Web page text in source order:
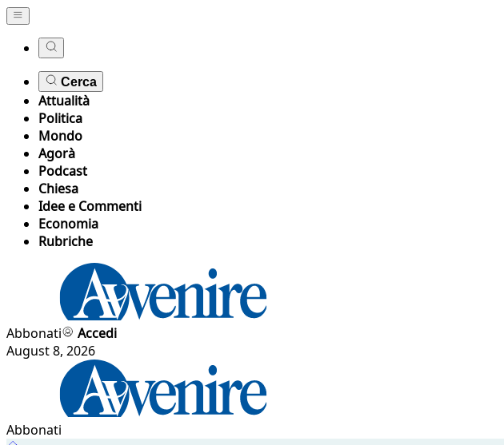
Cerca
Attualità
Politica
Mondo
Agorà
Podcast
Chiesa
Idee e Commenti
Economia
Rubriche
Abbonati
Accedi
August 8, 2026
Abbonati